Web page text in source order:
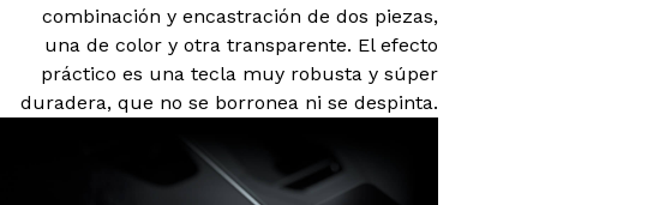
combinación y encastración de dos piezas,
una de color y otra transparente. El efecto
práctico es una tecla muy robusta y súper
duradera, que no se borronea ni se despinta.